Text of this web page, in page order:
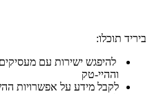
ביריד תוכלו:
להיפגש ישירות עם מעסיקים
וההיי-טק
לקבל מידע על אפשרויות